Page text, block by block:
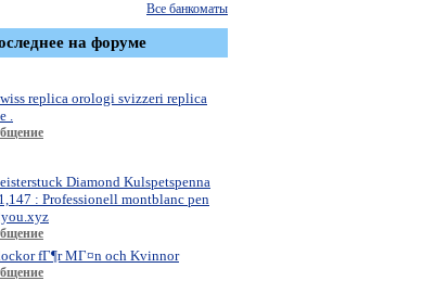
Все банкоматы
на форуме
replica orologi svizzeri replica
.
Diamond Kulspetspenna
: Professionell montblanc pen
fГ¶r MГ¤n och Kvinnor